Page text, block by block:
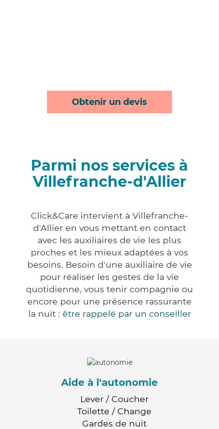
Obtenir un devis
Parmi nos services à
Villefranche-d'Allier
Click&Care intervient à Villefranche-
d'Allier en vous mettant en contact
avec les auxiliaires de vie les plus
proches et les mieux adaptées à vos
besoins. Besoin d'une auxiliaire de vie
pour réaliser les gestes de la vie
quotidienne, vous tenir compagnie ou
encore pour une présence rassurante
la nuit : être rappelé par un conseiller
Aide à l'autonomie
Lever / Coucher
Toilette / Change
Gardes de nuit